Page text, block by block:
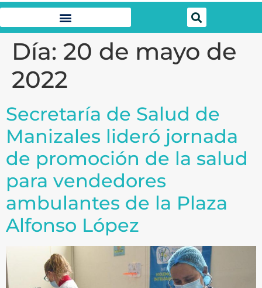
Día: 20 de mayo de
2022
Secretaría de Salud de
Manizales lideró jornada
de promoción de la salud
para vendedores
ambulantes de la Plaza
Alfonso López